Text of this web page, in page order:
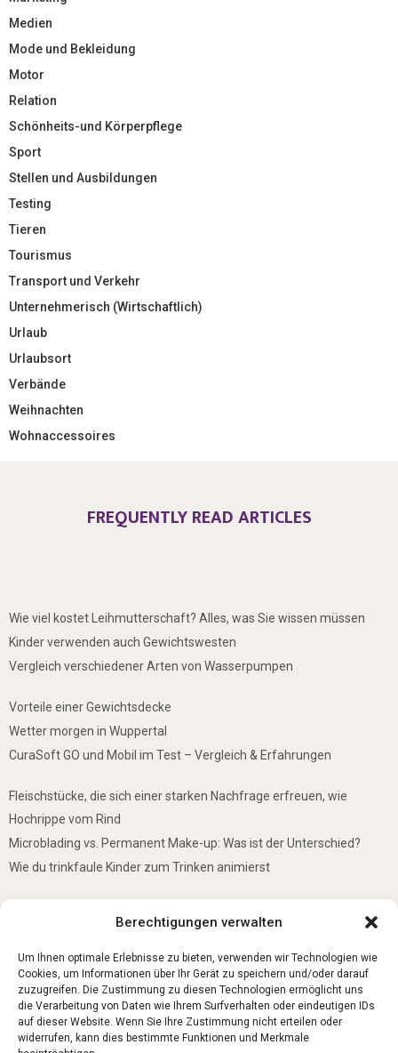
Berechtigungen verwalten
Um Ihnen optimale Erlebnisse zu bieten, verwenden wir Technologien wie
Cookies, um Informationen über Ihr Gerät zu speichern und/oder darauf
zuzugreifen. Die Zustimmung zu diesen Technologien ermöglicht uns
die Verarbeitung von Daten wie Ihrem Surfverhalten oder eindeutigen IDs
auf dieser Website. Wenn Sie Ihre Zustimmung nicht erteilen oder
widerrufen, kann dies bestimmte Funktionen und Merkmale
Medien
Mode und Bekleidung
Motor
Relation
Schönheits-und Körperpflege
Sport
Stellen und Ausbildungen
Testing
Tieren
Tourismus
Transport und Verkehr
Unternehmerisch (Wirtschaftlich)
Urlaub
Urlaubsort
Verbände
Weihnachten
Wohnaccessoires
FREQUENTLY READ ARTICLES
Wie viel kostet Leihmutterschaft? Alles, was Sie wissen müssen
Kinder verwenden auch Gewichtswesten
Vergleich verschiedener Arten von Wasserpumpen
Vorteile einer Gewichtsdecke
Wetter morgen in Wuppertal
CuraSoft GO und Mobil im Test – Vergleich & Erfahrungen
Fleischstücke, die sich einer starken Nachfrage erfreuen, wie
Hochrippe vom Rind
Microblading vs. Permanent Make-up: Was ist der Unterschied?
Wie du trinkfaule Kinder zum Trinken animierst
5 Gründe, warum jedes Baby einen Mini-Schwimmring haben sollte
Ist Lockpicking in Deutschland verboten?